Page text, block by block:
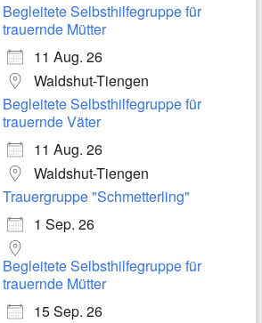
Begleitete Selbsthilfegruppe für
trauernde Mütter
11 Aug. 26
Waldshut-Tiengen
Begleitete Selbsthilfegruppe für
trauernde Väter
11 Aug. 26
Waldshut-Tiengen
Trauergruppe "Schmetterling"
1 Sep. 26
Begleitete Selbsthilfegruppe für
trauernde Mütter
15 Sep. 26